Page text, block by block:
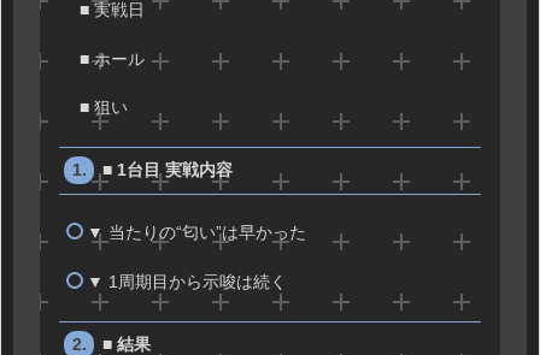
■ 実戦日
■ ホール
■ 狙い
■ 1台目 実戦内容
▼ 当たりの“匂い”は早かった
▼ 1周期目から示唆は続く
■ 結果